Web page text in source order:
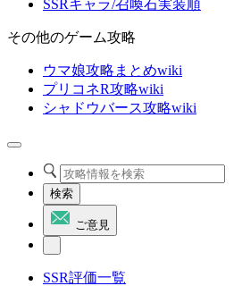
SSRキャラ/召喚石実装順
その他のゲーム攻略
ウマ娘攻略まとめwiki
プリコネR攻略wiki
シャドウバース攻略wiki
検索
ご意見
SSR評価一覧